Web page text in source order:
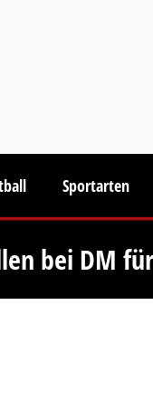
Sportarten
bei DM